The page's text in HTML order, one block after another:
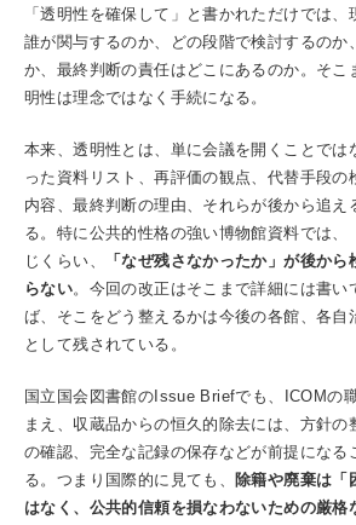
「透明性を確保して」と書かれただけでは、
誰が関与するのか、どの段階で検討するのか
か、最終判断の責任はどこにあるのか。そこ
明性は理念ではなく手続になる。
本来、透明性とは、単に会議を開くことでは
った資料リスト、再評価の観点、代替手段の
内容、最終判断の理由、それらが後から追え
る。特に公共的性格の強い博物館資料では、
じくらい、
「なぜ残さなかったか」が後か
らない。今回の改正はそこまで詳細には書い
ば、そこをどう整えるかは今後の各館、各自
として残されている。
国立国会図書館のIssue Briefでも、ICOMの
まえ、収蔵品からの恒久的除去には、方針の
の確認、完全な記録の保存などが前提になる
る。つまり国際的に見ても、
除籍や廃棄は「
はなく、公共的信頼を損なわないための厳格